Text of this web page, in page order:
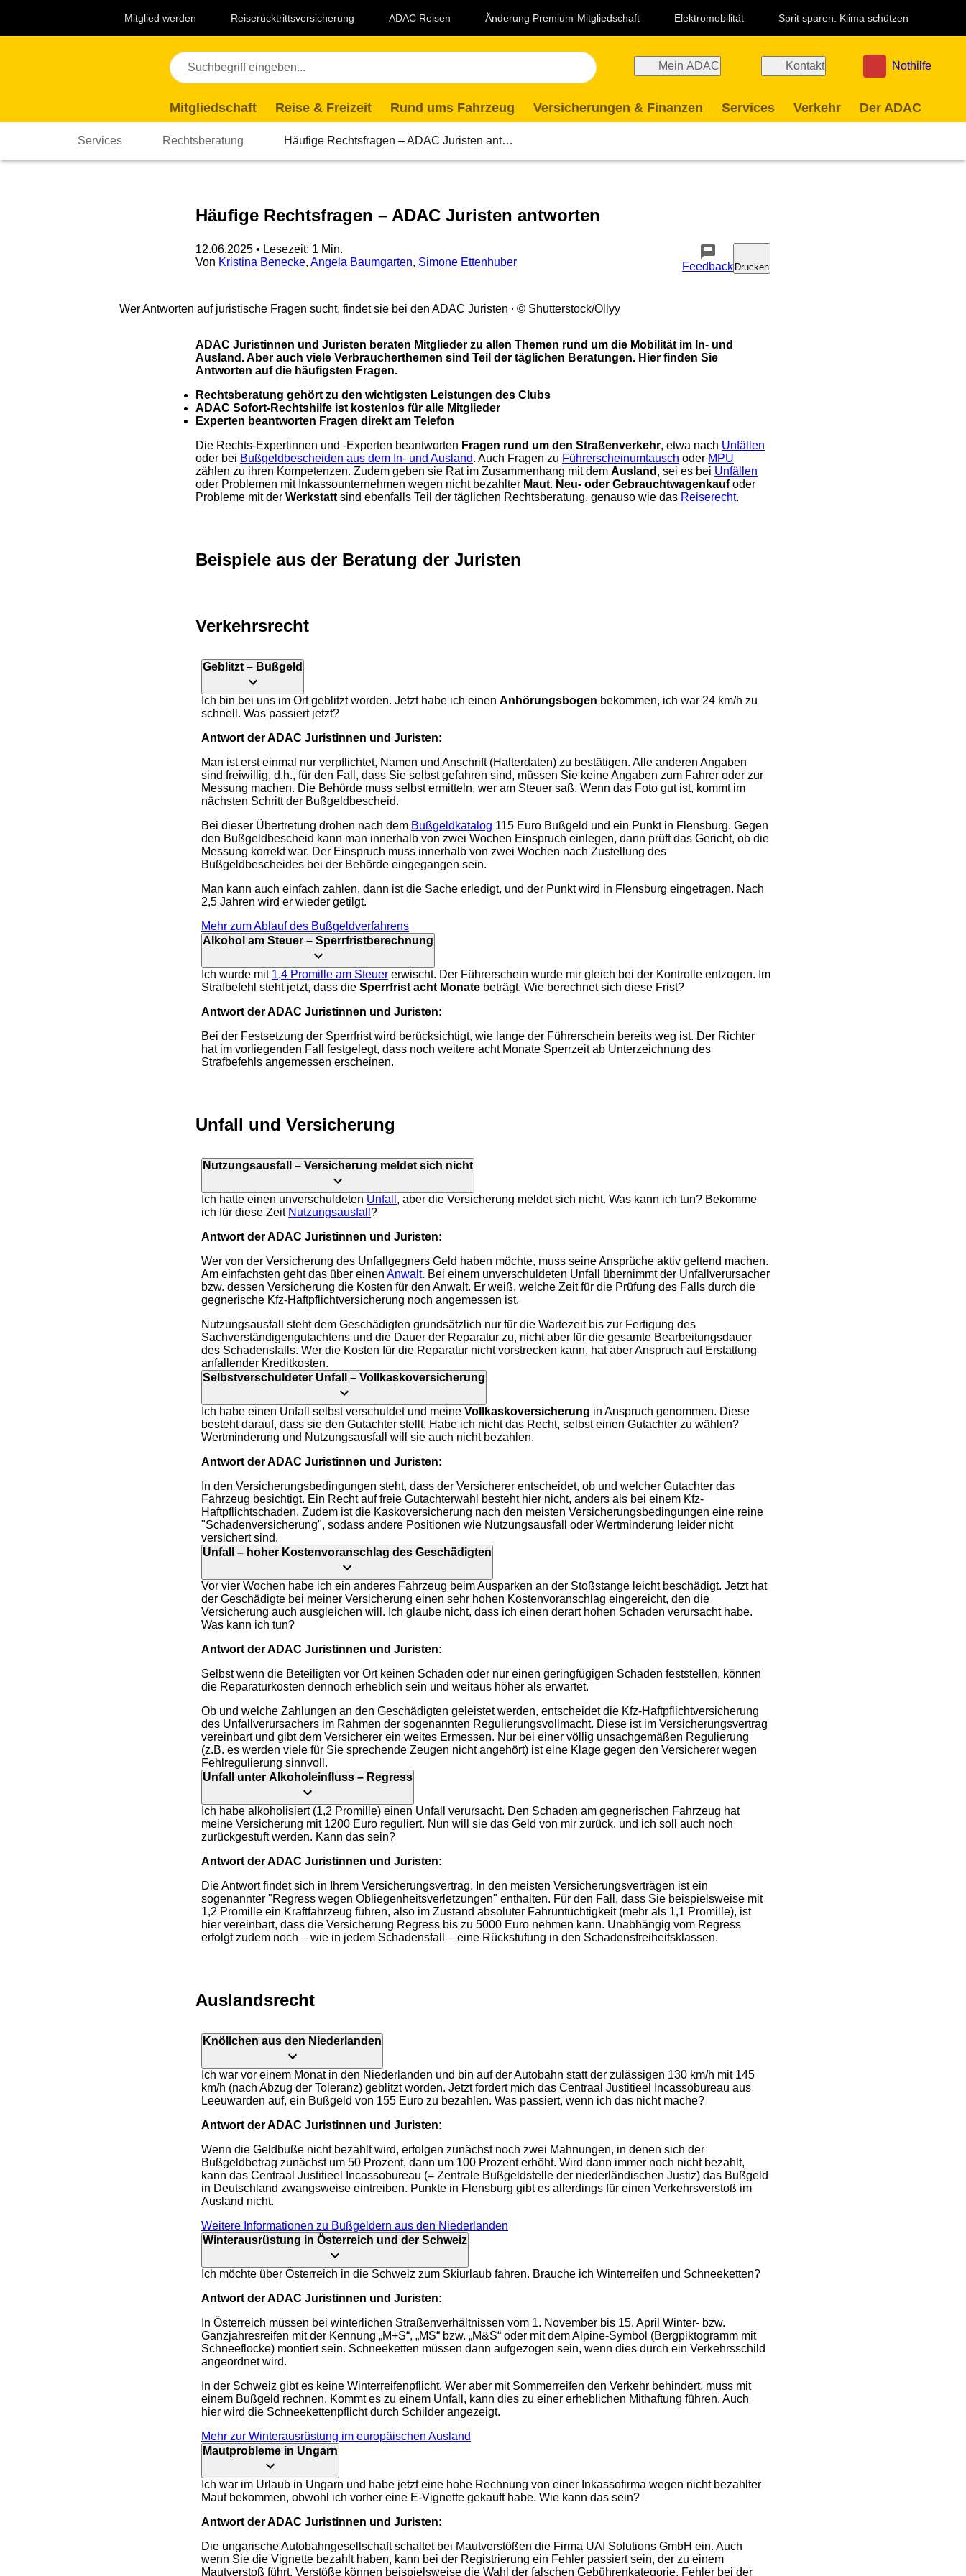
Mitglied werden Reiserücktrittsversicherung ADAC Reisen Änderung Premium-Mitgliedschaft Elektromobilität Sprit sparen. Klima schützen
Mein ADAC Kontakt Nothilfe
Mitgliedschaft Reise & Freizeit Rund ums Fahrzeug Versicherungen & Finanzen Services Verkehr Der ADAC
Services Rechtsberatung Häufige Rechtsfragen – ADAC Juristen ant…
Häufige Rechtsfragen – ADAC Juristen antworten
12.06.2025 • Lesezeit: 1 Min.
Von Kristina Benecke, Angela Baumgarten, Simone Ettenhuber Feedback Drucken
Wer Antworten auf juristische Fragen sucht, findet sie bei den ADAC Juristen © Shutterstock/Ollyy
ADAC Juristinnen und Juristen beraten Mitglieder zu allen Themen rund um die Mobilität im In- und
Ausland. Aber auch viele Verbraucherthemen sind Teil der täglichen Beratungen. Hier finden Sie
Antworten auf die häufigsten Fragen.
Rechtsberatung gehört zu den wichtigsten Leistungen des Clubs
ADAC Sofort-Rechtshilfe ist kostenlos für alle Mitglieder
Experten beantworten Fragen direkt am Telefon
Die Rechts-Expertinnen und -Experten beantworten Fragen rund um den Straßenverkehr, etwa nach Unfällen
oder bei Bußgeldbescheiden aus dem In- und Ausland. Auch Fragen zu Führerscheinumtausch oder MPU
zählen zu ihren Kompetenzen. Zudem geben sie Rat im Zusammenhang mit dem Ausland , sei es bei Unfällen
oder Problemen mit Inkassounternehmen wegen nicht bezahlter Maut. Neu- oder Gebrauchtwagenkaufoder
Probleme mit der Werkstatt sind ebenfalls Teil der täglichen Rechtsberatung, genauso wie das Reiserecht.
Beispiele aus der Beratung der Juristen
Verkehrsrecht
Geblitzt – Bußgeld
Ich bin bei uns im Ort geblitzt worden. Jetzt habe ich einen Anhörungsbogen bekommen, ich war 24 km/h zu
schnell. Was passiert jetzt?
Antwort der ADAC Juristinnen und Juristen:
Man ist erst einmal nur verpflichtet, Namen und Anschrift (Halterdaten) zu bestätigen. Alle anderen Angaben
sind freiwillig, d.h., für den Fall, dass Sie selbst gefahren sind, müssen Sie keine Angaben zum Fahrer oder zur
Messung machen. Die Behörde muss selbst ermitteln, wer am Steuer saß. Wenn das Foto gut ist, kommt im
nächsten Schritt der Bußgeldbescheid.
Bei dieser Übertretung drohen nach dem Bußgeldkatalog 115 Euro Bußgeld und ein Punkt in Flensburg. Gegen
den Bußgeldbescheid kann man innerhalb von zwei Wochen Einspruch einlegen, dann prüft das Gericht, ob die
Messung korrekt war. Der Einspruch muss innerhalb von zwei Wochen nach Zustellung des
Bußgeldbescheides bei der Behörde eingegangen sein.
Man kann auch einfach zahlen, dann ist die Sache erledigt, und der Punkt wird in Flensburg eingetragen. Nach
2,5 Jahren wird er wieder getilgt.
Mehr zum Ablauf des Bußgeldverfahrens
Alkohol am Steuer – Sperrfristberechnung
Ich wurde mit 1,4 Promille am Steuer erwischt. Der Führerschein wurde mir gleich bei der Kontrolle entzogen. Im
Strafbefehl steht jetzt, dass die Sperrfrist acht Monate beträgt. Wie berechnet sich diese Frist?
Antwort der ADAC Juristinnen und Juristen:
Bei der Festsetzung der Sperrfrist wird berücksichtigt, wie lange der Führerschein bereits weg ist. Der Richter
hat im vorliegenden Fall festgelegt, dass noch weitere acht Monate Sperrzeit ab Unterzeichnung des
Strafbefehls angemessen erscheinen.
Unfall und Versicherung
Nutzungsausfall – Versicherung meldet sich nicht
Ich hatte einen unverschuldeten Unfall , aber die Versicherung meldet sich nicht. Was kann ich tun? Bekomme
ich für diese Zeit Nutzungsausfall ?
Antwort der ADAC Juristinnen und Juristen:
Wer von der Versicherung des Unfallgegners Geld haben möchte, muss seine Ansprüche aktiv geltend machen.
Am einfachsten geht das über einen Anwalt. Bei einem unverschuldeten Unfall übernimmt der Unfallverursacher
bzw. dessen Versicherung die Kosten für den Anwalt. Er weiß, welche Zeit für die Prüfung des Falls durch die
gegnerische Kfz-Haftpflichtversicherung noch angemessen ist.
Nutzungsausfall steht dem Geschädigten grundsätzlich nur für die Wartezeit bis zur Fertigung des
Sachverständigengutachtens und die Dauer der Reparatur zu, nicht aber für die gesamte Bearbeitungsdauer
des Schadensfalls. Wer die Kosten für die Reparatur nicht vorstrecken kann, hat aber Anspruch auf Erstattung
anfallender Kreditkosten.
Selbstverschuldeter Unfall – Vollkaskoversicherung
Ich habe einen Unfall selbst verschuldet und meine Vollkaskoversicherung in Anspruch genommen. Diese
besteht darauf, dass sie den Gutachter stellt. Habe ich nicht das Recht, selbst einen Gutachter zu wählen?
Wertminderung und Nutzungsausfall will sie auch nicht bezahlen.
Antwort der ADAC Juristinnen und Juristen:
In den Versicherungsbedingungen steht, dass der Versicherer entscheidet, ob und welcher Gutachter das
Fahrzeug besichtigt. Ein Recht auf freie Gutachterwahl besteht hier nicht, anders als bei einem Kfz-
Haftpflichtschaden. Zudem ist die Kaskoversicherung nach den meisten Versicherungsbedingungen eine reine
"Schadenversicherung", sodass andere Positionen wie Nutzungsausfall oder Wertminderung leider nicht
versichert sind.
Unfall – hoher Kostenvoranschlag des Geschädigten
Vor vier Wochen habe ich ein anderes Fahrzeug beim Ausparken an der Stoßstange leicht beschädigt. Jetzt hat
der Geschädigte bei meiner Versicherung einen sehr hohen Kostenvoranschlag eingereicht, den die
Versicherung auch ausgleichen will. Ich glaube nicht, dass ich einen derart hohen Schaden verursacht habe.
Was kann ich tun?
Antwort der ADAC Juristinnen und Juristen:
Selbst wenn die Beteiligten vor Ort keinen Schaden oder nur einen geringfügigen Schaden feststellen, können
die Reparaturkosten dennoch erheblich sein und weitaus höher als erwartet.
Ob und welche Zahlungen an den Geschädigten geleistet werden, entscheidet die Kfz-Haftpflichtversicherung
des Unfallverursachers im Rahmen der sogenannten Regulierungsvollmacht. Diese ist im Versicherungsvertrag
vereinbart und gibt dem Versicherer ein weites Ermessen. Nur bei einer völlig unsachgemäßen Regulierung
(z.B. es werden viele für Sie sprechende Zeugen nicht angehört) ist eine Klage gegen den Versicherer wegen
Fehlregulierung sinnvoll.
Unfall unter Alkoholeinfluss – Regress
Ich habe alkoholisiert (1,2 Promille) einen Unfall verursacht. Den Schaden am gegnerischen Fahrzeug hat
meine Versicherung mit 1200 Euro reguliert. Nun will sie das Geld von mir zurück, und ich soll auch noch
zurückgestuft werden. Kann das sein?
Antwort der ADAC Juristinnen und Juristen:
Die Antwort findet sich in Ihrem Versicherungsvertrag. In den meisten Versicherungsverträgen ist ein
sogenannter "Regress wegen Obliegenheitsverletzungen" enthalten. Für den Fall, dass Sie beispielsweise mit
1,2 Promille ein Kraftfahrzeug führen, also im Zustand absoluter Fahruntüchtigkeit (mehr als 1,1 Promille), ist
hier vereinbart, dass die Versicherung Regress bis zu 5000 Euro nehmen kann. Unabhängig vom Regress
erfolgt zudem noch – wie in jedem Schadensfall – eine Rückstufung in den Schadensfreiheitsklassen.
Auslandsrecht
Knöllchen aus den Niederlanden
Ich war vor einem Monat in den Niederlanden und bin auf der Autobahn statt der zulässigen 130 km/h mit 145
km/h (nach Abzug der Toleranz) geblitzt worden. Jetzt fordert mich das Centraal Justitieel Incassobureau aus
Leeuwarden auf, ein Bußgeld von 155 Euro zu bezahlen. Was passiert, wenn ich das nicht mache?
Antwort der ADAC Juristinnen und Juristen:
Wenn die Geldbuße nicht bezahlt wird, erfolgen zunächst noch zwei Mahnungen, in denen sich der
Bußgeldbetrag zunächst um 50 Prozent, dann um 100 Prozent erhöht. Wird dann immer noch nicht bezahlt,
kann das Centraal Justitieel Incassobureau (= Zentrale Bußgeldstelle der niederländischen Justiz) das Bußgeld
in Deutschland zwangsweise eintreiben. Punkte in Flensburg gibt es allerdings für einen Verkehrsverstoß im
Ausland nicht.
Weitere Informationen zu Bußgeldern aus den Niederlanden
Winterausrüstung in Österreich und der Schweiz
Ich möchte über Österreich in die Schweiz zum Skiurlaub fahren. Brauche ich Winterreifen und Schneeketten?
Antwort der ADAC Juristinnen und Juristen:
In Österreich müssen bei winterlichen Straßenverhältnissen vom 1. November bis 15. April Winter- bzw.
Ganzjahresreifen mit der Kennung „M+S“, „MS“ bzw. „M&S“ oder mit dem Alpine-Symbol (Bergpiktogramm mit
Schneeflocke) montiert sein. Schneeketten müssen dann aufgezogen sein, wenn dies durch ein Verkehrsschild
angeordnet wird.
In der Schweiz gibt es keine Winterreifenpflicht. Wer aber mit Sommerreifen den Verkehr behindert, muss mit
einem Bußgeld rechnen. Kommt es zu einem Unfall, kann dies zu einer erheblichen Mithaftung führen. Auch
hier wird die Schneekettenpflicht durch Schilder angezeigt.
Mehr zur Winterausrüstung im europäischen Ausland
Mautprobleme in Ungarn
Ich war im Urlaub in Ungarn und habe jetzt eine hohe Rechnung von einer Inkassofirma wegen nicht bezahlter
Maut bekommen, obwohl ich vorher eine E-Vignette gekauft habe. Wie kann das sein?
Antwort der ADAC Juristinnen und Juristen:
Die ungarische Autobahngesellschaft schaltet bei Mautverstößen die Firma UAI Solutions GmbH ein. Auch
wenn Sie die Vignette bezahlt haben, kann bei der Registrierung ein Fehler passiert sein, der zu einem
Mautverstoß führt. Verstöße können beispielsweise die Wahl der falschen Gebührenkategorie, Fehler bei der